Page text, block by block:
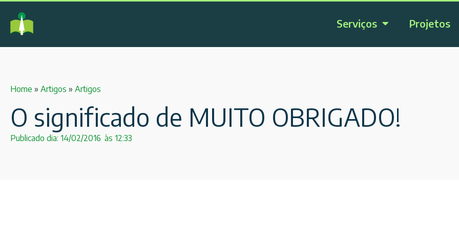
Serviços Projetos
Home » Artigos » Artigos
O significado de MUITO OBRIGADO!
Publicado dia: 14/02/2016 às 12:33